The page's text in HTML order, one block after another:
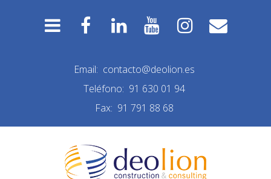
Email: contacto@deolion.es
Teléfono: 91 630 01 94
Fax: 91 791 88 68